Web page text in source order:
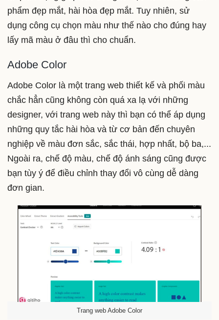
phẩm đẹp mắt, hài hòa đẹp mắt. Tuy nhiên, sử
dụng công cụ chọn màu như thế nào cho đúng hay
lấy mã màu ở đâu thì cho chuẩn.
Adobe Color
Adobe Color là một trang web thiết kế và phối màu
chắc hẳn cũng không còn quá xa lạ với những
designer, với trang web này thì bạn có thể áp dụng
những quy tắc hài hòa và từ cơ bản đến chuyên
nghiệp về màu đơn sắc, sắc thái, hợp nhất, bộ ba,...
Ngoài ra, chế độ màu, chế độ ánh sáng cũng được
bạn tùy ý để điều chỉnh thay đổi vô cùng dễ dàng
đơn gian.
Trang web Adobe Color